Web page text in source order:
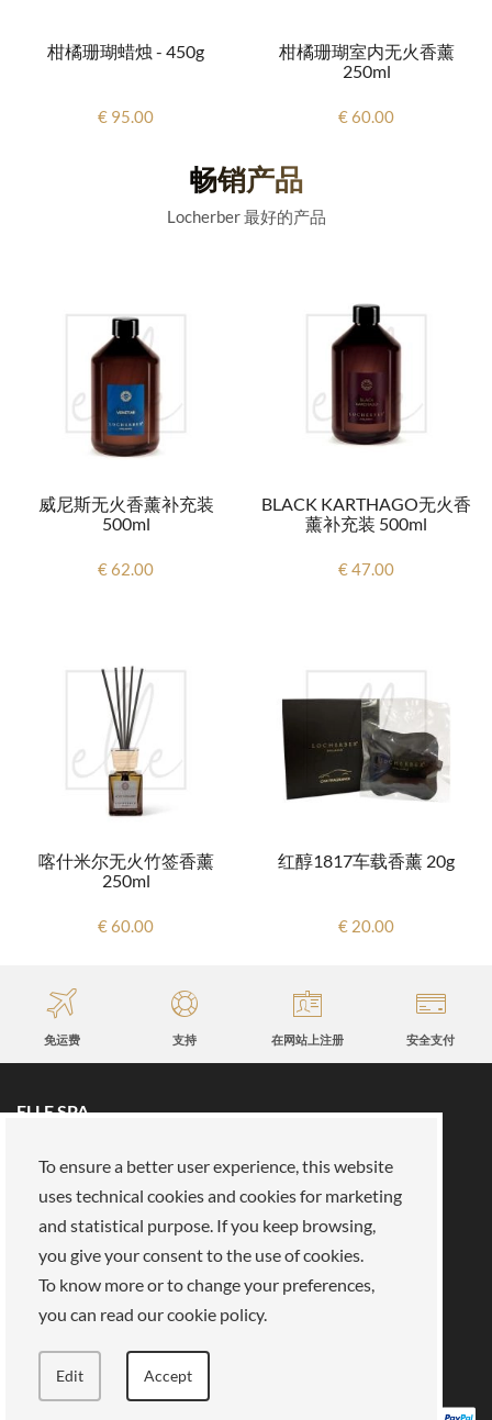
柑橘珊瑚蜡烛 - 450g
€ 95.00
柑橘珊瑚室内无火香薰
250ml
€ 60.00
畅销产品
Locherber 最好的产品
威尼斯无火香薰补充装
500ml
€ 62.00
喀什米尔无火竹签香薰
250ml
€ 60.00
BLACK KARTHAGO无火香
薰补充装 500ml
€ 47.00
红醇1817车载香薰 20g
€ 20.00
免运费 支持 在网站上注册 安全支付
ELLE SPA
保真卡
关于我们
保留区
关于我们
我们的使命
加入我们
支付方式
商店
法律领域
销售条款
To ensure a better user experience, this website
uses technical cookies and cookies for marketing
and statistical purpose. If you keep browsing,
you give your consent to the use of cookies.
To know more or to change your preferences,
you can read our cookie policy.
Edit Accept